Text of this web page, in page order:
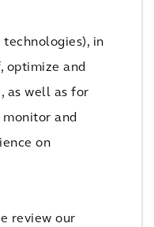
technologies), in
optimize and
as well as for
and
on
review our
wód
Serdecznie